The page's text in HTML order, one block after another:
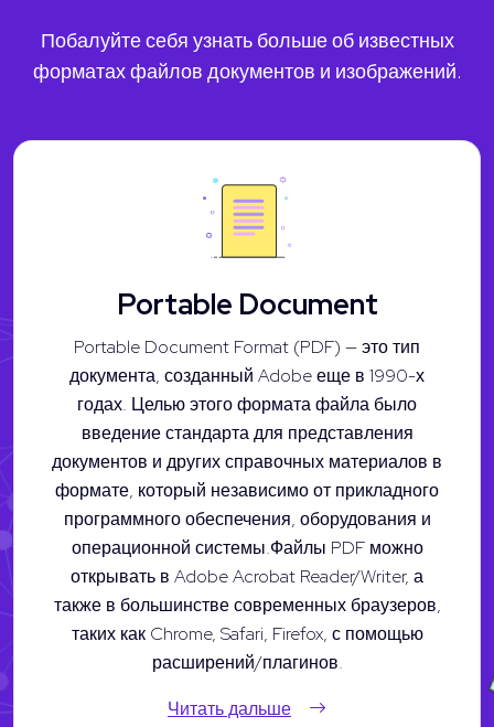
Побалуйте себя узнать больше об известных
форматах файлов документов и изображений.
Portable Document
Portable Document Format (PDF) — это тип
документа, созданный Adobe еще в 1990-х
годах. Целью этого формата файла было
введение стандарта для представления
документов и других справочных материалов в
формате, который независимо от прикладного
программного обеспечения, оборудования и
операционной системы.Файлы PDF можно
открывать в Adobe Acrobat Reader/Writer, а
также в большинстве современных браузеров,
таких как Chrome, Safari, Firefox, с помощью
расширений/плагинов.
Читать дальше